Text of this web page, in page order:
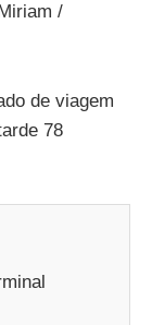
/
de viagem
78